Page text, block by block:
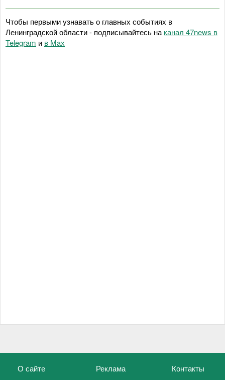
Чтобы первыми узнавать о главных событиях в
Ленинградской области - подписывайтесь на канал 47news в
Telegram и в Maх
О сайте Реклама Контакты